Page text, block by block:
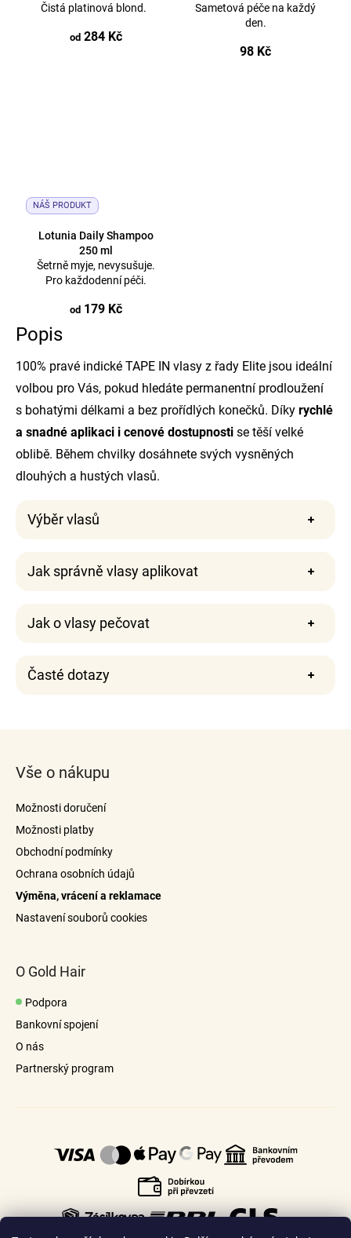
Čistá platinová blond.
od284 Kč
Sametová péče na každý
den.
98 Kč
NÁŠ PRODUKT
Lotunia Daily Shampoo
250 ml
Šetrně myje, nevysušuje.
Pro každodenní péči.
od179 Kč
Popis
100% pravé indické TAPE IN vlasy z řady Elite jsou ideální
volbou pro Vás, pokud hledáte permanentní prodloužení
s bohatými délkami a bez prořídlých konečků. Díky rychlé
a snadné aplikaci i cenové dostupnosti se těší velké
oblibě. Během chvilky dosáhnete svých vysněných
dlouhých a hustých vlasů.
Výběr vlasů
Jak správně vlasy aplikovat
Jak o vlasy pečovat
vždy použijte kondicionér
kartáčem na prodloužené vlasy
Časté dotazy
odkaz
Vše o nákupu
Možnosti doručení
Možnosti platby
Obchodní podmínky
Ochrana osobních údajů
Výměna, vrácení a reklamace
Nastavení souborů cookies
O Gold Hair
Podpora
Bankovní spojení
O nás
Partnerský program